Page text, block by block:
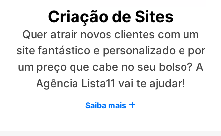
Criação de Sites
Quer atrair novos clientes com um
site fantástico e personalizado e por
um preço que cabe no seu bolso? A
Agência Lista11 vai te ajudar!
Saiba mais